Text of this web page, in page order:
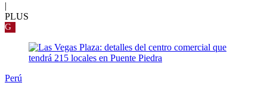
|
PLUS
G
Perú